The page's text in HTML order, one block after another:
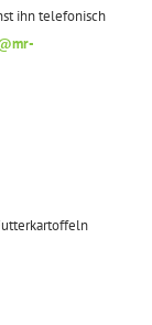
ihn telefonisch